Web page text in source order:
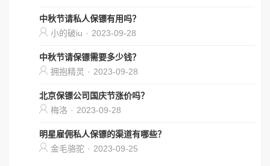
中秋节请私人保镖有用吗？
小的破iu · 2023-09-28
中秋节请保镖需要多少钱？
拥抱精灵 · 2023-09-28
北京保镖公司国庆节涨价吗？
梅洛 · 2023-09-28
明星雇佣私人保镖的渠道有哪些？
金毛骆驼 · 2023-09-25